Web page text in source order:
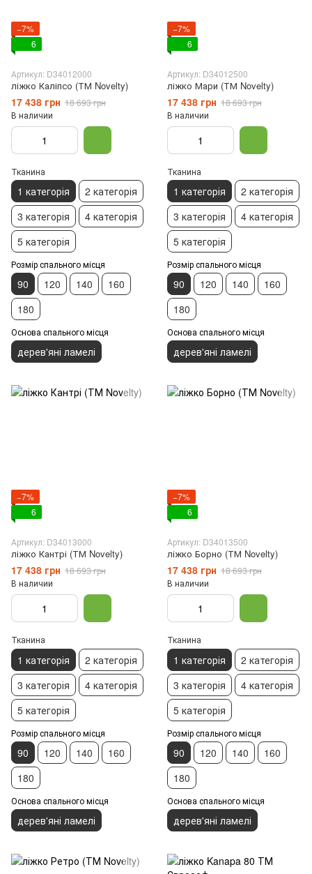
−7%
6
Артикул: D34012000
ліжко Каліпсо (ТМ Novelty)
17 438 грн 18 693 грн
В наличии
Тканина
1 категорія
2 категорія
3 категорія
4 категорія
5 категорія
Розмір спального місця
90 120 140
160
180
Основа спального місця
дерев'яні ламелі
−7%
6
Артикул: D34012500
ліжко Мари (ТМ Novelty)
17 438 грн 18 693 грн
В наличии
Тканина
1 категорія
2 категорія
3 категорія
4 категорія
5 категорія
Розмір спального місця
90 120 140
160
180
Основа спального місця
дерев'яні ламелі
−7%
6
Артикул: D34013000
ліжко Кантрі (ТМ Novelty)
17 438 грн 18 693 грн
В наличии
Тканина
1 категорія
2 категорія
3 категорія
4 категорія
5 категорія
Розмір спального місця
90 120 140
160
180
Основа спального місця
дерев'яні ламелі
−7%
6
Артикул: D34013500
ліжко Борно (ТМ Novelty)
17 438 грн 18 693 грн
В наличии
Тканина
1 категорія
2 категорія
3 категорія
4 категорія
5 категорія
Розмір спального місця
90 120 140
160
180
Основа спального місця
дерев'яні ламелі